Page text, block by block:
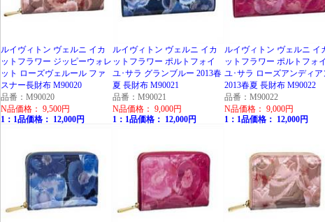
ルイヴィトン ヴェルニ イカ
ットフラワー ジッピーウォレ
ット ローズヴェルール ファ
スナー長財布 M90020
ルイヴィトン ヴェルニ イカ
ットフラワー ポルトフォイ
ユ･サラ グランブルー 2013春
夏 長財布 M90021
ルイヴィトン ヴェルニ イ
ットフラワー ポルトフォイ
ユ･サラ ローズアンディア
2013春夏 長財布 M90022
品番：M90020
N品価格： 9,500円
1：1品価格： 12,000円
品番：M90021
N品価格： 9,000円
1：1品価格： 12,000円
品番：M90022
N品価格： 9,000円
1：1品価格： 12,000円